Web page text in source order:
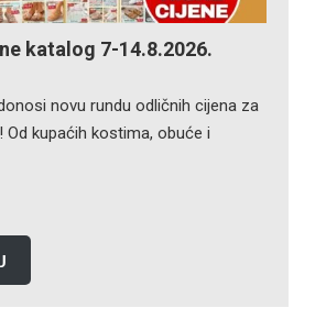
katalog 7-14.8.2026.
novu rundu odličnih cijena za
Od kupaćih kostima, obuće i